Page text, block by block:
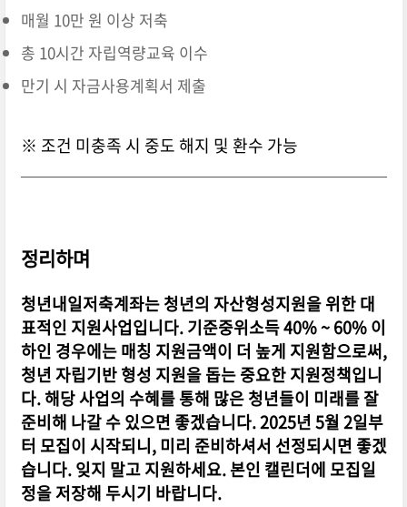
매월 10만 원 이상 저축
총 10시간 자립역량교육 이수
만기 시 자금사용계획서 제출
※ 조건 미충족 시 중도 해지 및 환수 가능
정리하며
청년내일저축계좌는 청년의 자산형성지원을 위한 대
표적인 지원사업입니다. 기준중위소득 40% ~ 60% 이
하인 경우에는 매칭 지원금액이 더 높게 지원함으로써,
청년 자립기반 형성 지원을 돕는 중요한 지원정책입니
다. 해당 사업의 수혜를 통해 많은 청년들이 미래를 잘
준비해 나갈 수 있으면 좋겠습니다. 2025년 5월 2일부
터 모집이 시작되니, 미리 준비하셔서 선정되시면 좋겠
습니다. 잊지 말고 지원하세요. 본인 캘린더에 모집일
정을 저장해 두시기 바랍니다.